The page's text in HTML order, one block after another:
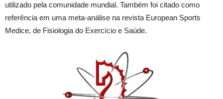
utilizado pela comunidade mundial. Também foi citado como
referência em uma meta-análise na revista European Sports
Medice, de Fisiologia do Exercício e Saúde.